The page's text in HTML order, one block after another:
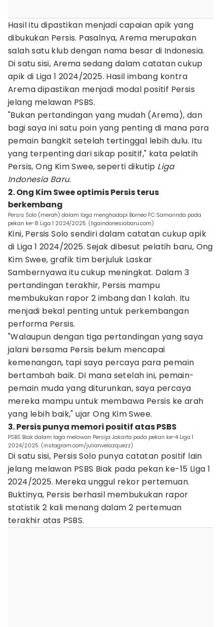
Hasil itu dipastikan menjadi capaian apik yang
dibukukan Persis. Pasalnya, Arema merupakan
salah satu klub dengan nama besar di Indonesia.
Di satu sisi, Arema sedang dalam catatan cukup
apik di Liga 1 2024/2025. Hasil imbang kontra
Arema dipastikan menjadi modal positif Persis
jelang melawan PSBS.
"Bukan pertandingan yang mudah (Arema), dan
bagi saya ini satu poin yang penting di mana para
pemain bangkit setelah tertinggal lebih dulu. Itu
yang terpenting dari sikap positif," kata pelatih
Persis, Ong Kim Swee, seperti dikutip Liga
Indonesia Baru.
2. Ong Kim Swee optimis Persis terus
berkembang
Persis Solo (merah) dalam laga menghadapi Borneo FC Samarinda pada
pekan ke-8 Liga 1 2024/2025. (ligaindonesiabaru.com)
Kini, Persis Solo sendiri dalam catatan cukup apik
di Liga 1 2024/2025. Sejak dibesut pelatih baru, Ong
Kim Swee, grafik tim berjuluk Laskar
Sambernyawa itu cukup meningkat. Dalam 3
pertandingan terakhir, Persis mampu
membukukan rapor 2 imbang dan 1 kalah. Itu
menjadi bekal penting untuk perkembangan
performa Persis.
"Walaupun dengan tiga pertandingan yang saya
jalani bersama Persis belum mencapai
kemenangan, tapi saya percaya para pemain
bertambah baik. Di mana setelah ini, pemain-
pemain muda yang diturunkan, saya percaya
mereka mampu untuk membawa Persis ke arah
yang lebih baik," ujar Ong Kim Swee.
3. Persis punya memori positif atas PSBS
PSBS Biak dalam laga melawan Persija Jakarta pada pekan ke-4 Liga 1
2024/2025. (instagram.com/julianvelazquezz)
Di satu sisi, Persis Solo punya catatan positif lain
jelang melawan PSBS Biak pada pekan ke-15 Liga 1
2024/2025. Mereka unggul rekor pertemuan.
Buktinya, Persis berhasil membukukan rapor
statistik 2 kali menang dalam 2 pertemuan
terakhir atas PSBS.